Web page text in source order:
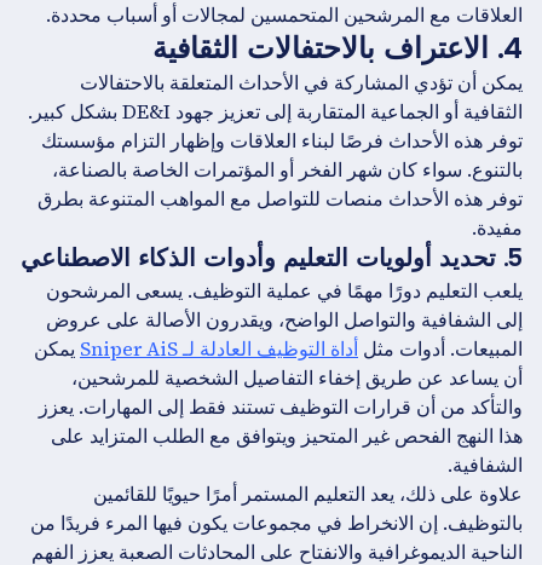
العلاقات مع المرشحين المتحمسين لمجالات أو أسباب محددة.
يمكن أن تؤدي المشاركة في الأحداث المتعلقة بالاحتفالات
الثقافية أو الجماعية المتقاربة إلى تعزيز جهود DE&I بشكل كبير.
توفر هذه الأحداث فرصًا لبناء العلاقات وإظهار التزام مؤسستك
بالتنوع. سواء كان شهر الفخر أو المؤتمرات الخاصة بالصناعة،
توفر هذه الأحداث منصات للتواصل مع المواهب المتنوعة بطرق
مفيدة.
يلعب التعليم دورًا مهمًا في عملية التوظيف. يسعى المرشحون
إلى الشفافية والتواصل الواضح، ويقدرون الأصالة على عروض
المبيعات. أدوات مثلأداة التوظيف العادلة لـ Sniper AiS
يمكن
أن يساعد عن طريق إخفاء التفاصيل الشخصية للمرشحين،
والتأكد من أن قرارات التوظيف تستند فقط إلى المهارات. يعزز
هذا النهج الفحص غير المتحيز ويتوافق مع الطلب المتزايد على
الشفافية.
علاوة على ذلك، يعد التعليم المستمر أمرًا حيويًا للقائمين
بالتوظيف. إن الانخراط في مجموعات يكون فيها المرء فريدًا من
الناحية الديموغرافية والانفتاح على المحادثات الصعبة يعزز الفهم